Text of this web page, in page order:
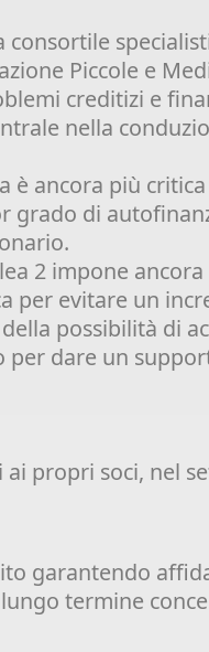
consortile
Piccole e
creditizi e
nella
è ancora più
grado di
2 impone
per evitare un
possibilità di
dare un
ai propri soci, nel
garantendo
termine